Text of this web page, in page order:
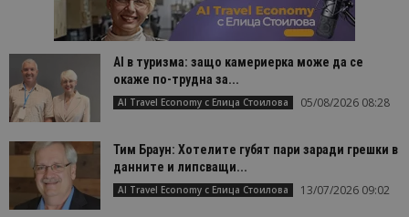
AI в туризма: защо камериерка може да се
окаже по-трудна за...
AI Travel Economy с Елица Стоилова 05/08/2026 08:28
Тим Браун: Хотелите губят пари заради грешки в
данните и липсващи...
AI Travel Economy с Елица Стоилова 13/07/2026 09:02